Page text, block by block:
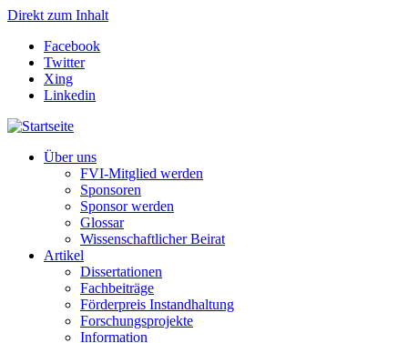
Direkt zum Inhalt
Facebook
Twitter
Xing
Linkedin
Über uns
FVI-Mitglied werden
Sponsoren
Sponsor werden
Glossar
Wissenschaftlicher Beirat
Artikel
Dissertationen
Fachbeiträge
Förderpreis Instandhaltung
Forschungsprojekte
Information